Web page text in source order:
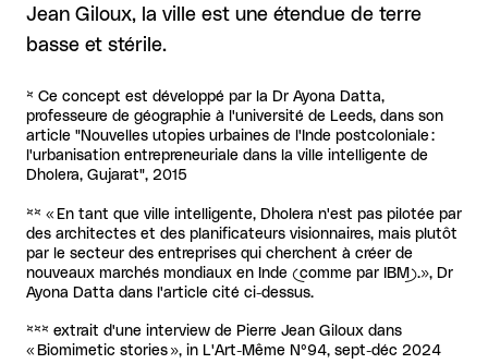
Jean Giloux, la ville est une étendue de terre
basse et stérile.
* Ce concept est développé par la Dr Ayona Datta,
professeure de géographie à l'université de Leeds, dans son
article "Nouvelles utopies urbaines de l'Inde postcoloniale :
l'urbanisation entrepreneuriale dans la ville intelligente de
Dholera, Gujarat", 2015
** « En tant que ville intelligente, Dholera n'est pas pilotée par
des architectes et des planificateurs visionnaires, mais plutôt
par le secteur des entreprises qui cherchent à créer de
nouveaux marchés mondiaux en Inde (comme par IBM).», Dr
Ayona Datta dans l'article cité ci-dessus.
*** extrait d'une interview de Pierre Jean Giloux dans
« Biomimetic stories », in L'Art-Même N°94, sept-déc 2024